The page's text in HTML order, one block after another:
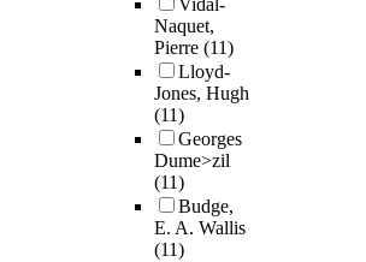
Vidal-
Naquet,
Pierre (11)
Lloyd-
Jones, Hugh
(11)
Georges
Dume>zil
(11)
Budge,
E. A. Wallis
(11)